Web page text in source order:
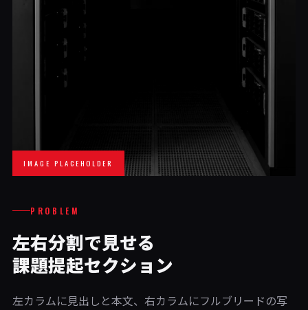
PROBLEM
左右分割で見せる
課題提起セクション
左カラムに見出しと本文、右カラムにフルブリードの写
IMAGE PLACEHOLDER